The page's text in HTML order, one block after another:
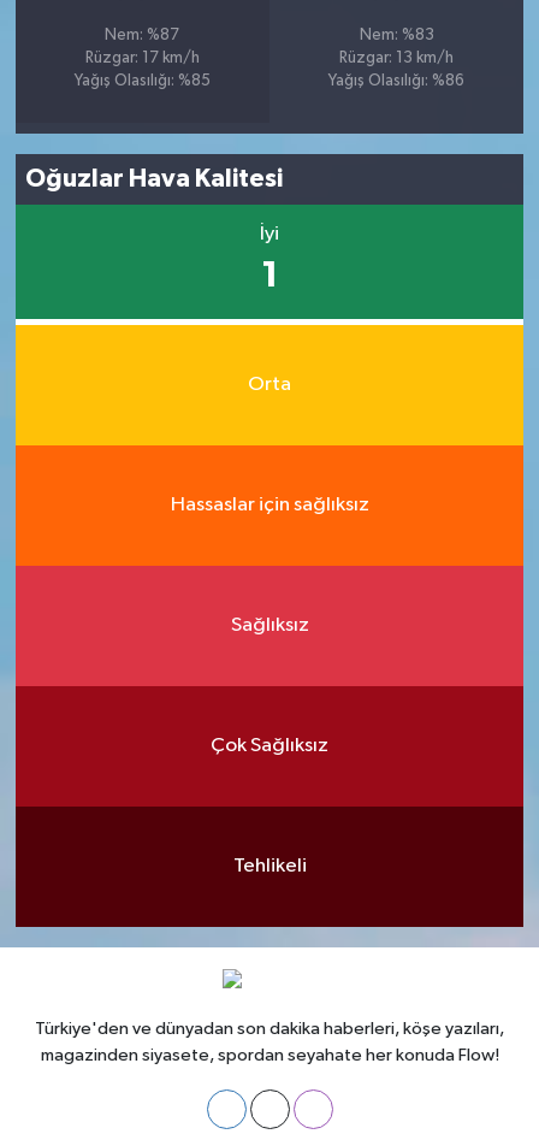
Nem: %87
Rüzgar: 17 km/h
Yağış Olasılığı: %85
Nem: %83
Rüzgar: 13 km/h
Yağış Olasılığı: %86
Oğuzlar Hava Kalitesi
İyi
1
Orta
Hassaslar için sağlıksız
Sağlıksız
Çok Sağlıksız
Tehlikeli
Türkiye'den ve dünyadan son dakika haberleri, köşe yazıları,
magazinden siyasete, spordan seyahate her konuda Flow!